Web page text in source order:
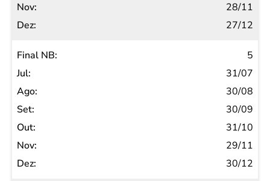
28/11
27/12
5
31/07
30/08
30/09
31/10
29/11
30/12